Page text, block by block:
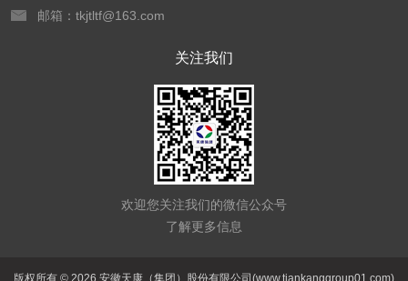
邮箱：tkjtltf@163.com
关注我们
欢迎您关注我们的微信公众号
了解更多信息
版权所有 © 2026 安徽天康（集团）股份有限公司(www.tiankanggroup01.com)